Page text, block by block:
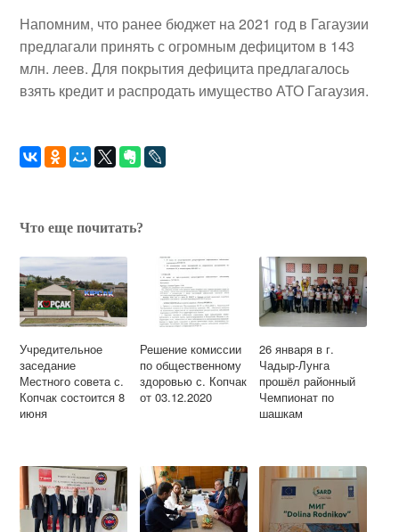
Напомним, что ранее бюджет на 2021 год в Гагаузии
предлагали принять с огромным дефицитом в 143
млн. леев. Для покрытия дефицита предлагалось
взять кредит и распродать имущество АТО Гагаузия.
Что еще почитать?
Учредительное
заседание
Местного совета с.
Копчак состоится 8
июня
Решение комиссии
по общественному
здоровью с. Копчак
от 03.12.2020
26 января в г.
Чадыр-Лунга
прошёл районный
Чемпионат по
шашкам